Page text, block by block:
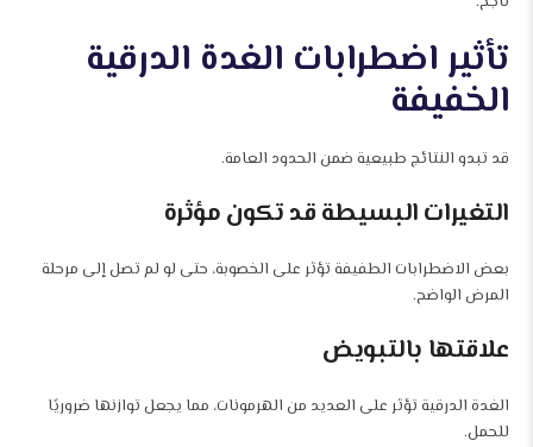
تأثير اضطرابات الغدة الدرقية
الخفيفة
قد تبدو النتائج طبيعية ضمن الحدود العامة.
التغيرات البسيطة قد تكون مؤثرة
بعض الاضطرابات الطفيفة تؤثر على الخصوبة، حتى لو لم تصل إلى مرحلة
المرض الواضح.
علاقتها بالتبويض
الغدة الدرقية تؤثر على العديد من الهرمونات، مما يجعل توازنها ضروريًا
للحمل.